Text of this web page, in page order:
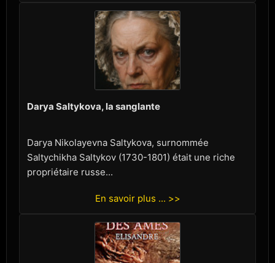
Darya Saltykova, la sanglante
Darya Nikolayevna Saltykova, surnommée
Saltychikha Saltykov (1730-1801) était une riche
propriétaire russe...
En savoir plus ... >>